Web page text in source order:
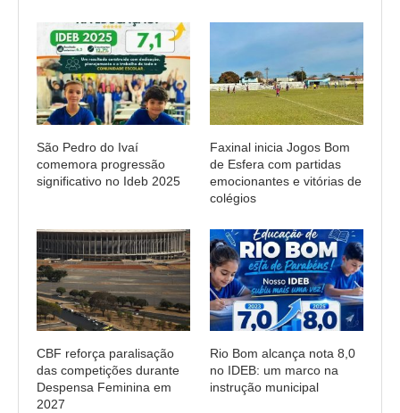
São Pedro do Ivaí
comemora progressão
significativo no Ideb 2025
Faxinal inicia Jogos Bom
de Esfera com partidas
emocionantes e vitórias de
colégios
CBF reforça paralisação
das competições durante
Despensa Feminina em
2027
Rio Bom alcança nota 8,0
no IDEB: um marco na
instrução municipal